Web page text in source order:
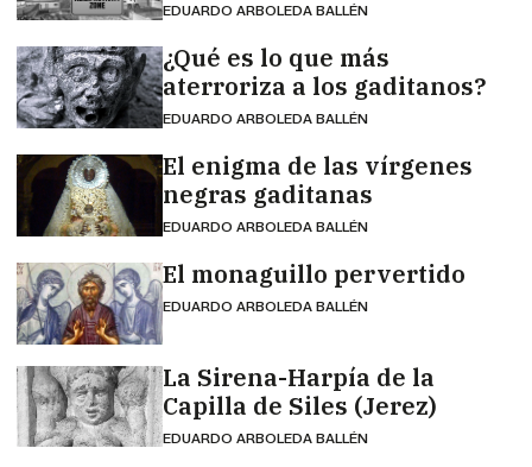
EDUARDO ARBOLEDA BALLÉN
¿Qué es lo que más
aterroriza a los gaditanos?
EDUARDO ARBOLEDA BALLÉN
El enigma de las vírgenes
negras gaditanas
EDUARDO ARBOLEDA BALLÉN
El monaguillo pervertido
EDUARDO ARBOLEDA BALLÉN
La Sirena-Harpía de la
Capilla de Siles (Jerez)
EDUARDO ARBOLEDA BALLÉN